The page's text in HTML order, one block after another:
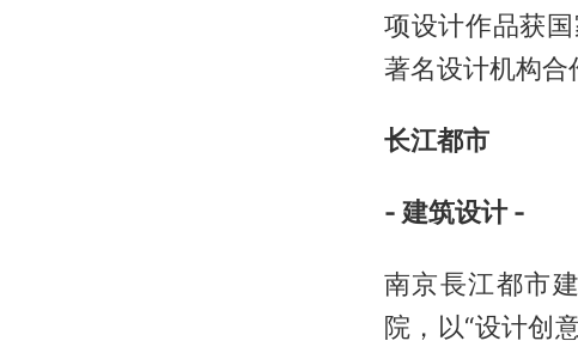
项设计作品获
著名设计机构合
长江都市
- 建筑设计 -
南京長江都市
院，以“设计创